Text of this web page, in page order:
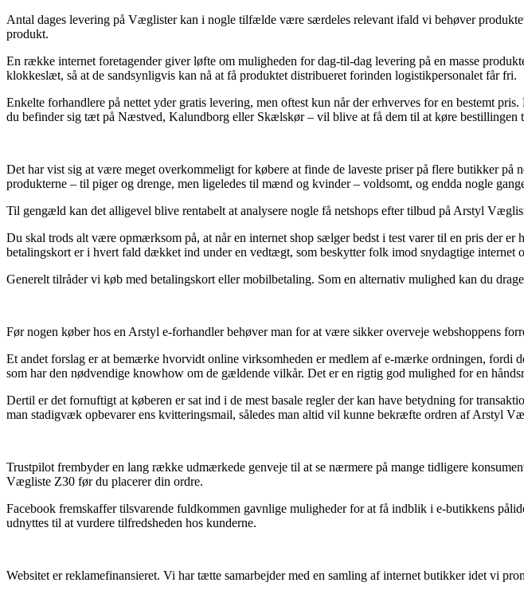
Antal dages levering på Væglister kan i nogle tilfælde være særdeles relevant ifald vi behøver
produkt.
En række internet foretagender giver løfte om muligheden for dag-til-dag levering på en masse
klokkeslæt, så at de sandsynligvis kan nå at få produktet distribueret forinden logistikpersonalet får fri.
Enkelte forhandlere på nettet yder gratis levering, men oftest kun når der erhverves for en bestemt
du befinder sig tæt på Næstved, Kalundborg eller Skælskør – vil blive at få dem til at køre bestillingen
Det har vist sig at være meget overkommeligt for købere at finde de laveste priser på flere butikker på
produkterne – til piger og drenge, men ligeledes til mænd og kvinder – voldsomt, og endda nogle
Til gengæld kan det alligevel blive rentabelt at analysere nogle få netshops efter tilbud på Arstyl
Du skal trods alt være opmærksom på, at når en internet shop sælger bedst i test varer til en pris der
betalingskort er i hvert fald dækket ind under en vedtægt, som beskytter folk imod snydagtige internet
Generelt tilråder vi køb med betalingskort eller mobilbetaling. Som en alternativ mulighed kan du
Før nogen køber hos en Arstyl e-forhandler behøver man for at være sikker overveje webshoppens
Et andet forslag er at bemærke hvorvidt online virksomheden er medlem af e-mærke ordningen, fordi
som har den nødvendige knowhow om de gældende vilkår. Det er en rigtig god mulighed for en
Dertil er det fornuftigt at køberen er sat ind i de mest basale regler der kan have betydning for
man stadigvæk opbevarer ens kvitteringsmail, således man altid vil kunne bekræfte ordren af Arstyl
Trustpilot frembyder en lang række udmærkede genveje til at se nærmere på mange tidligere
Vægliste Z30 før du placerer din ordre.
Facebook fremskaffer tilsvarende fuldkommen gavnlige muligheder for at få indblik i e-butikkens
udnyttes til at vurdere tilfredsheden hos kunderne.
Websitet er reklamefinansieret. Vi har tætte samarbejder med en samling af internet butikker idet vi